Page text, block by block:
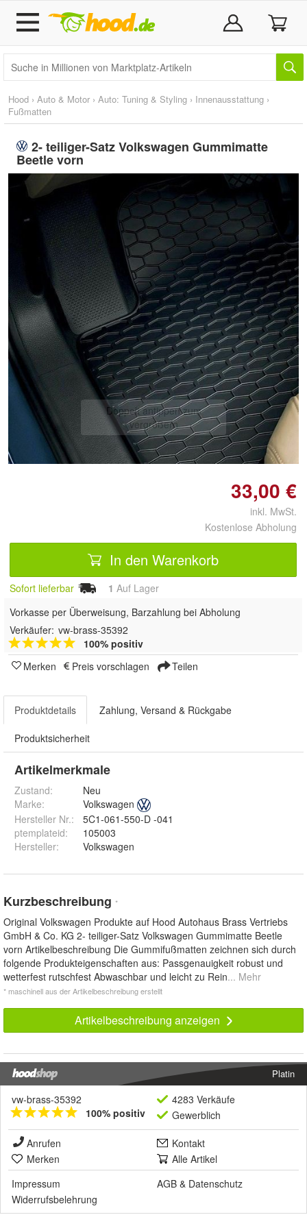
Hood › Auto & Motor › Auto: Tuning & Styling › Innenausstattung ›
Fußmatten
2- teiliger-Satz Volkswagen Gummimatte
Beetle vorn
Doppelt antippen zum
vergrößern
33,00 €
inkl. MwSt.
Kostenlose Abholung
In den Warenkorb
Sofort lieferbar 1 Auf Lager
Vorkasse per Überweisung, Barzahlung bei Abholung
Verkäufer: vw-brass-35392
100% positiv
Merken
Preis vorschlagen Teilen
Produktdetails Zahlung, Versand & Rückgabe
Produktsicherheit
Artikelmerkmale
Zustand:
Neu
Marke:
Volkswagen
Hersteller Nr.:
5C1-061-550-D -041
ptemplateid:
105003
Hersteller: Volkswagen
Kurzbeschreibung *
Original Volkswagen Produkte auf Hood Autohaus Brass Vertriebs
GmbH & Co. KG 2- teiliger-Satz Volkswagen Gummimatte Beetle
vorn Artikelbeschreibung Die Gummifußmatten zeichnen sich durch
folgende Produkteigenschaften aus: Passgenauigkeit robust und
wetterfest rutschfest Abwaschbar und leicht zu Rein... Mehr
* maschinell aus der Artikelbeschreibung erstellt
Artikelbeschreibung anzeigen
Platin
vw-brass-35392
100% positiv
4283 Verkäufe
Gewerblich
Anrufen
Kontakt
Merken
Alle Artikel
Impressum
AGB & Datenschutz
Widerrufsbelehrung